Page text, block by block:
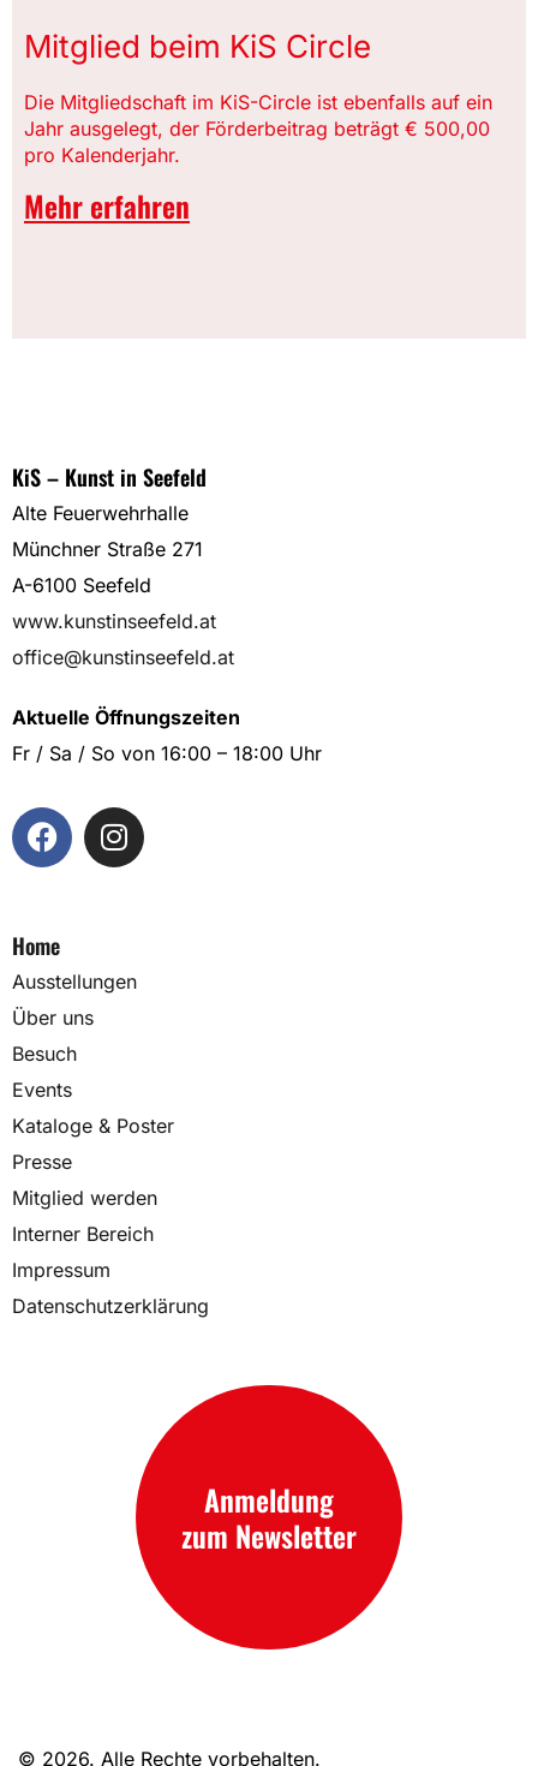
Mitglied beim KiS Circle
Die Mitgliedschaft im KiS-Circle ist ebenfalls auf ein
Jahr ausgelegt, der Förderbeitrag beträgt € 500,00
pro Kalenderjahr.
Mehr erfahren
KiS – Kunst in Seefeld
Alte Feuerwehrhalle
Münchner Straße 271
A-6100 Seefeld
www.kunstinseefeld.at
office@kunstinseefeld.at
Aktuelle Öffnungszeiten
Fr / Sa / So von 16:00 – 18:00 Uhr
Home
Ausstellungen
Über uns
Besuch
Events
Kataloge & Poster
Presse
Mitglied werden
Interner Bereich
Impressum
Datenschutzerklärung
Anmeldung
zum Newsletter
© 2026. Alle Rechte vorbehalten.